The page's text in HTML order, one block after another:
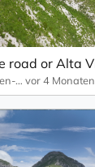
Alpenpaesse-Videos | Alpen-Marathon vor 4 Monaten